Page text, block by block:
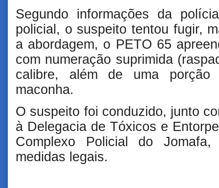
Segundo informações da
policial, o suspeito tentou fugir,
a abordagem, o PETO 65
com numeração suprimida
calibre, além de uma
maconha.
O suspeito foi conduzido, junto
à Delegacia de Tóxicos e
Complexo Policial do
medidas legais.